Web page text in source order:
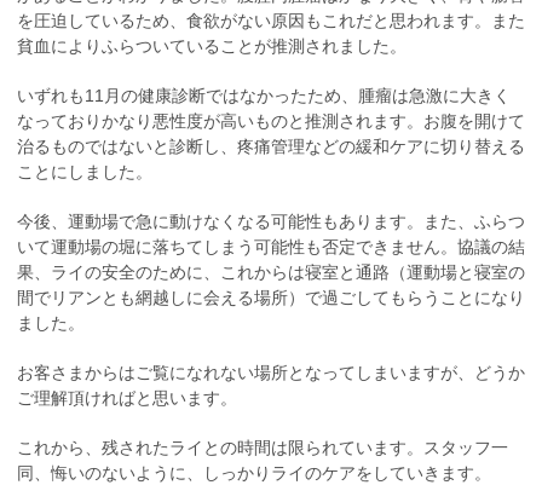
を圧迫しているため、食欲がない原因もこれだと思われます。また
貧血によりふらついていることが推測されました。
いずれも11月の健康診断ではなかったため、腫瘤は急激に大きく
なっておりかなり悪性度が高いものと推測されます。お腹を開けて
治るものではないと診断し、疼痛管理などの緩和ケアに切り替える
ことにしました。
今後、運動場で急に動けなくなる可能性もあります。また、ふらつ
いて運動場の堀に落ちてしまう可能性も否定できません。協議の結
果、ライの安全のために、これからは寝室と通路（運動場と寝室の
間でリアンとも網越しに会える場所）で過ごしてもらうことになり
ました。
お客さまからはご覧になれない場所となってしまいますが、どうか
ご理解頂ければと思います。
これから、残されたライとの時間は限られています。スタッフ一
同、悔いのないように、しっかりライのケアをしていきます。